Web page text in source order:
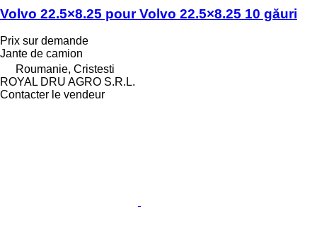
Volvo 22.5×8.25 pour Volvo 22.5×8.25 10 găuri
Prix sur demande
Jante de camion
Roumanie, Cristesti
ROYAL DRU AGRO S.R.L.
Contacter le vendeur